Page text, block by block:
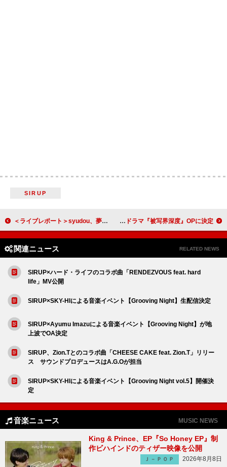
SIRUP
＜ライブレポート＞syudou、夢の舞台で見せた正直さの美学「これからも臆することなくさらけ出していく」 Hakubi、新曲「2025」がドラマ『被写界深度』OPに決定
関連ニュース RELATED NEWS
SIRUP×ハード・ライフのコラボ曲「RENDEZVOUS feat. hard
life」MV公開
SIRUP×SKY-HIによる音楽イベント【Grooving Night】生配信決定
SIRUP×Ayumu Imazuによる音楽イベント【Grooving Night】が地
上波でOA決定
SIRUP、Zion.Tとのコラボ曲「CHEESE CAKE feat. Zion.T」リリー
ス サウンドプロデュースはA.G.Oが担当
SIRUP×SKY-HIによる音楽イベント【Grooving Night vol.5】開催決
定
音楽ニュース MUSIC NEWS
King & Prince、EP『So Honey EP』制
作ビハインドのティザー映像を公開
Ｊ－ＰＯＰ 2026年8月8日